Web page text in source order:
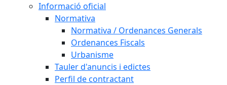
Informació oficial
Normativa
Normativa / Ordenances Generals
Ordenances Fiscals
Urbanisme
Tauler d'anuncis i edictes
Perfil de contractant